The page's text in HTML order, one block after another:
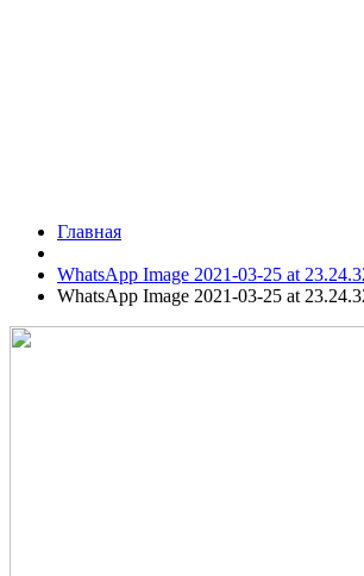
Главная
WhatsApp Image 2021-03-25 at
WhatsApp Image 2021-03-25 at